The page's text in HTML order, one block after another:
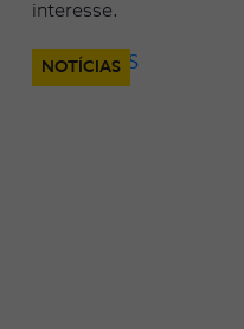
interesse.
NOTÍCIAS